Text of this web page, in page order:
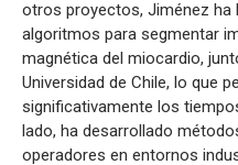
otros proyectos, Jiménez ha
algoritmos para segmentar
magnética del miocardio,
Universidad de Chile, lo que
significativamente los
lado, ha desarrollado
operadores en entornos